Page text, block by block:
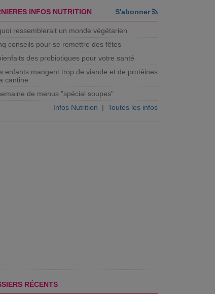
INFOS NUTRITION S'abonner
ressemblerait un monde végétarien
conseils pour se remettre des fêtes
des probiotiques pour votre santé
enfants mangent trop de viande et de protéines
cantine
de menus "spécial soupes"
Infos Nutrition | Toutes les infos
RÉCENTS